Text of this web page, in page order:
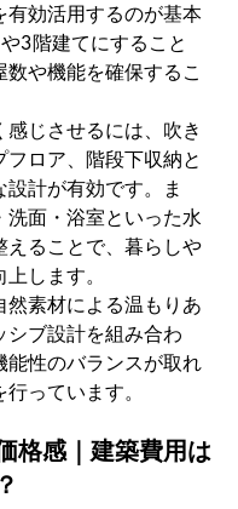
有効活用するのが基本
3階建てにすること
数や機能を確保するこ
感じさせるには、吹き
ロア、階段下収納と
設計が有効です。ま
洗面・浴室といった水
えることで、暮らしや
します。
然素材による温もりあ
シブ設計を組み合わ
能性のバランスが取れ
っています。
格感｜建築費用は